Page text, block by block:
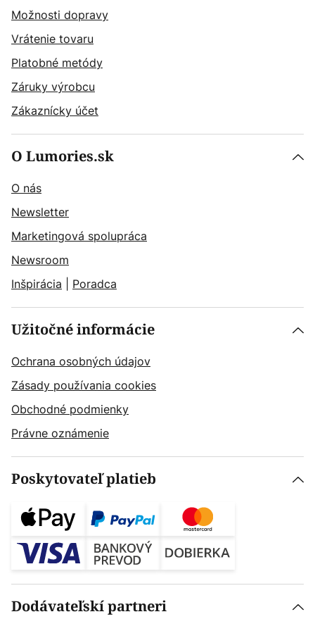
Možnosti dopravy
Vrátenie tovaru
Platobné metódy
Záruky výrobcu
Zákaznícky účet
O Lumories.sk
O nás
Newsletter
Marketingová spolupráca
Newsroom
Inšpirácia
Poradca
Užitočné informácie
Ochrana osobných údajov
Zásady používania cookies
Obchodné podmienky
Právne oznámenie
Poskytovateľ platieb
Dodávateľskí partneri